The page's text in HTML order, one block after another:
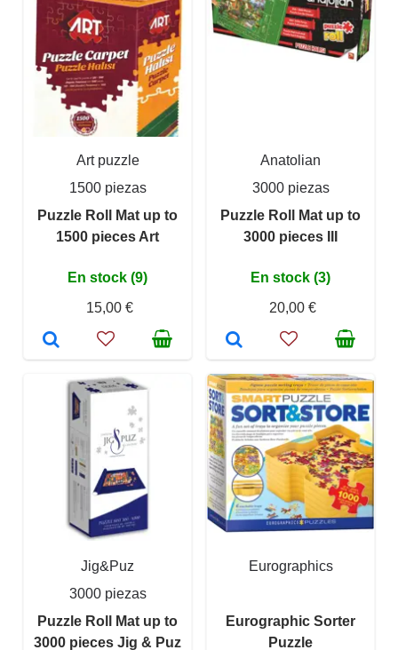
Art puzzle
1500 piezas
Puzzle Roll Mat up to
1500 pieces Art
En stock (9)
15,00 €
Anatolian
3000 piezas
Puzzle Roll Mat up to
3000 pieces III
En stock (3)
20,00 €
Jig&Puz
3000 piezas
Puzzle Roll Mat up to
3000 pieces Jig & Puz
Eurographics
Eurographic Sorter
Puzzle